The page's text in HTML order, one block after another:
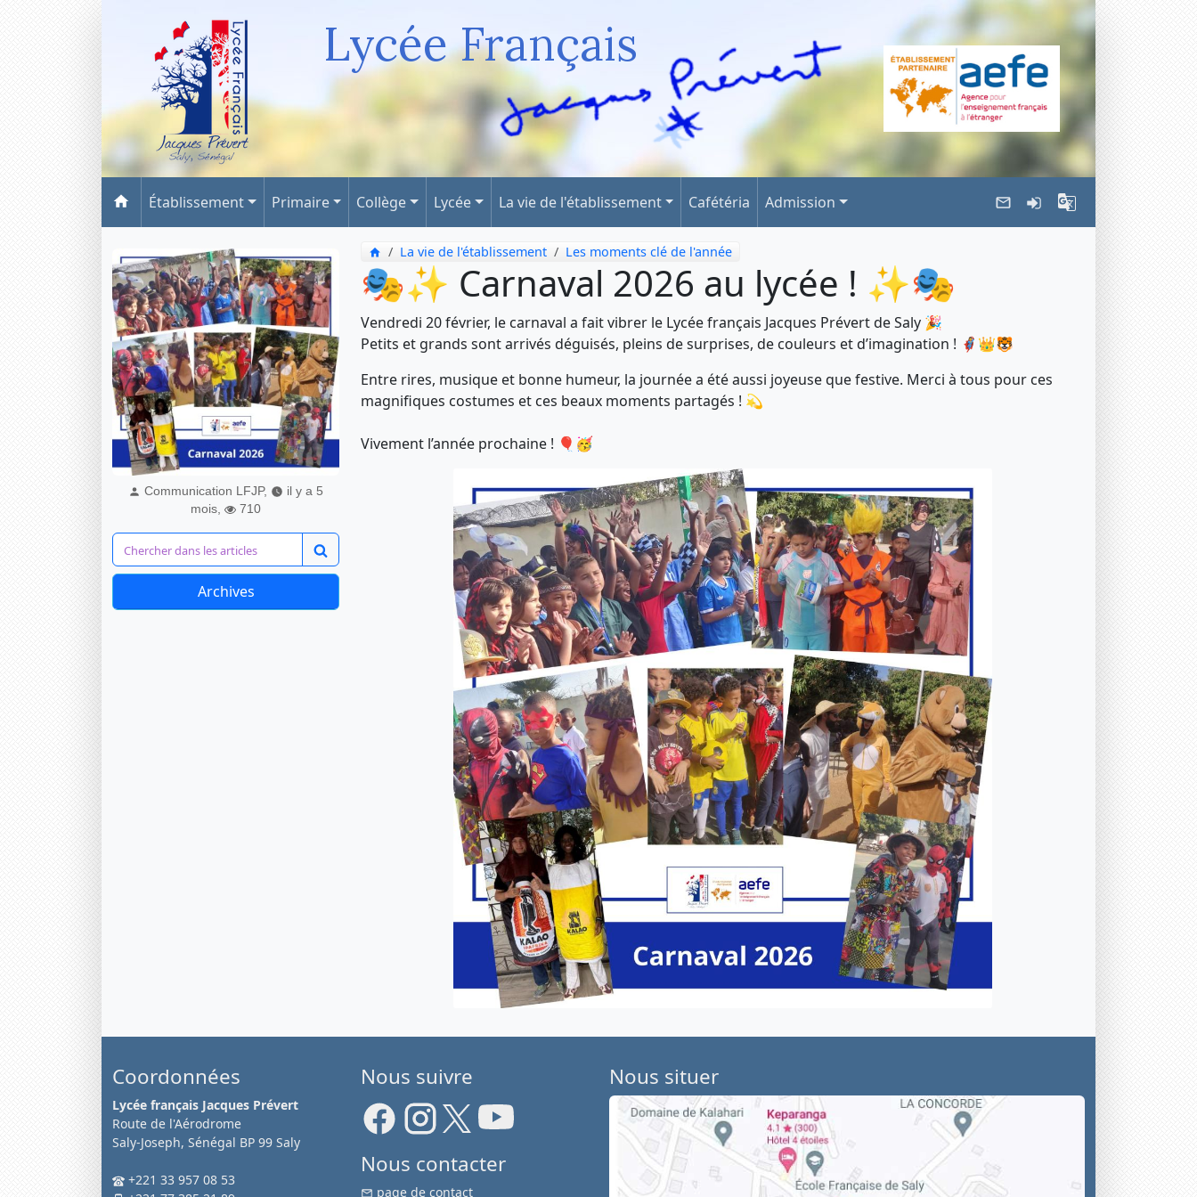
Lycée Français
Établissement Primaire Collège Lycée La vie de l'établissement Cafétéria Admission
Communication LFJP,
il y a 5
mois,
710
Archives
La vie de l'établissement Les moments clé de l'année
🎭✨ Carnaval 2026 au lycée ! ✨🎭
Vendredi 20 février, le carnaval a fait vibrer le Lycée français Jacques Prévert de Saly 🎉
Petits et grands sont arrivés déguisés, pleins de surprises, de couleurs et d’imagination ! 🦸‍♀️👑🐯
Entre rires, musique et bonne humeur, la journée a été aussi joyeuse que festive. Merci à tous pour ces
magnifiques costumes et ces beaux moments partagés ! 💫
Vivement l’année prochaine ! 🎈🥳
Coordonnées
Lycée français Jacques Prévert
Route de l'Aérodrome
Saly-Joseph, Sénégal BP 99 Saly
+221 33 957 08 53
Nous suivre
Nous contacter
page de contact
Nous situer